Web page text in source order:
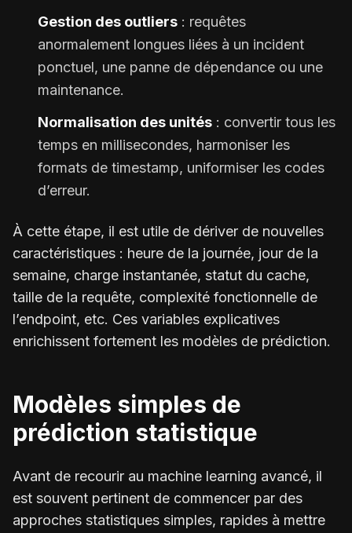
Gestion des outliers : requêtes
anormalement longues liées à un incident
ponctuel, une panne de dépendance ou une
maintenance.
Normalisation des unités : convertir tous les
temps en millisecondes, harmoniser les
formats de timestamp, uniformiser les codes
d’erreur.
À cette étape, il est utile de dériver de nouvelles
caractéristiques : heure de la journée, jour de la
semaine, charge instantanée, statut du cache,
taille de la requête, complexité fonctionnelle de
l’endpoint, etc. Ces variables explicatives
enrichissent fortement les modèles de prédiction.
Modèles simples de
prédiction statistique
Avant de recourir au machine learning avancé, il
est souvent pertinent de commencer par des
approches statistiques simples, rapides à mettre